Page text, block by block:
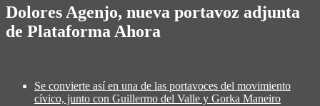
Dolores Agenjo, nueva portavoz adjunta
de Plataforma Ahora
Se convierte así en una de las portavoces del movimiento
cívico, junto con Guillermo del Valle y Gorka Maneiro